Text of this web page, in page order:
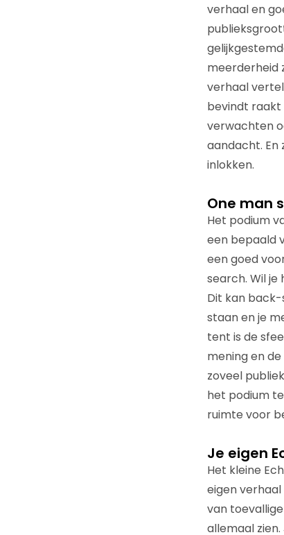
verhaal en
meerderheid
verhaal
bevindt raakt
verwachten
aandacht. En
inlokken.
One man
Het podium
een bepaald
een goed
search. Wil
Dit kan
staan en je
tent is de
mening en
zoveel
het podium
ruimte voor
Je eigen
Het kleine
eigen
van
allemaal